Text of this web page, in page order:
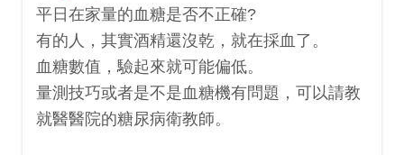
平日在家量的血糖是否不正確?
有的人，其實酒精還沒乾，就在採血了。
血糖數值，驗起來就可能偏低。
量測技巧或者是不是血糖機有問題，可以請教
就醫醫院的糖尿病衛教師。